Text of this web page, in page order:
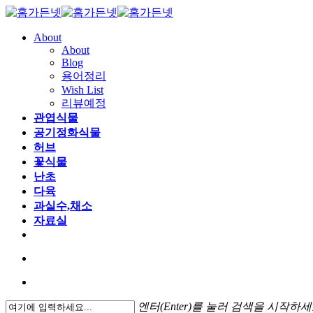
About
About
Blog
용어정리
Wish List
리뷰예정
관엽식물
공기정화식물
허브
꽃식물
난초
다육
과실수,채소
자료실
엔터(Enter)를 눌러 검색을 시작하